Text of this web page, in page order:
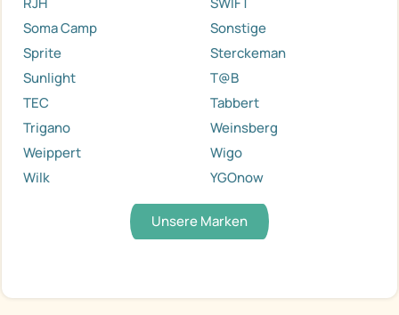
Soma Camp
Sonstige
Sprite
Sterckeman
Sunlight
T@B
TEC
Tabbert
Trigano
Weinsberg
Weippert
Wigo
Wilk
YGOnow
Unsere Marken